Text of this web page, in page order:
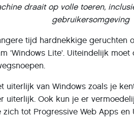
draait op volle toeren,
gebruikersomgeving
tijd hardnekkige geruchten
‘Windows Lite’. Uiteindelijk
uiterlijk van Windows zoals je
uiterlijk. Ook kun je er
tot Progressive Web Apps en